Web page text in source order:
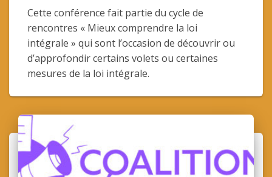
Cette conférence fait partie du cycle de
rencontres « Mieux comprendre la loi
intégrale » qui sont l’occasion de découvrir ou
d’approfondir certains volets ou certaines
mesures de la loi intégrale.